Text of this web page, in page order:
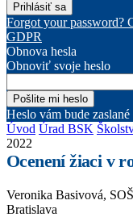
Forgot your password?
GDPR
Obnova hesla
Obnoviť svoje heslo
Heslo vám bude
Úvod Úrad BSK
2022
Ocenení žiaci v
Veronika Basivová,
Bratislava